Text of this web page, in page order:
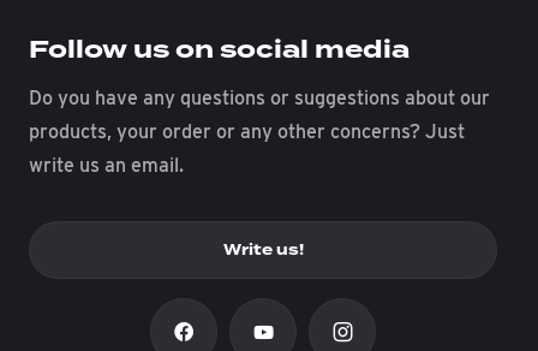
Follow us on social media
Do you have any questions or suggestions about our
products, your order or any other concerns? Just
write us an email.
Write us!